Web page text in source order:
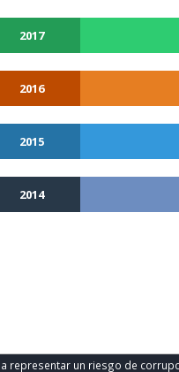
2017
2016
2015
2014
representar un riesgo de